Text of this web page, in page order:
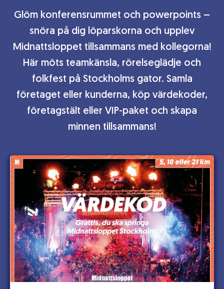
Glöm konferensrummet och powerpoints –
snöra på dig löparskorna och upplev
Midnattsloppet tillsammans med kollegorna!
Här möts teamkänsla, rörelseglädje och
folkfest på Stockholms gator. Samla
företaget eller kunderna, köp värdekoder,
företagstält eller VIP-paket och skapa
minnen tillsammans!